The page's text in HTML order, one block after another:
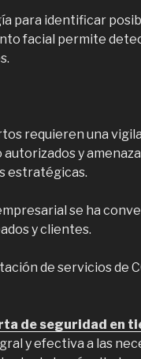
para identificar
facial permite
requieren una
y
estratégicas.
se ha
y clientes.
de servicios de
de seguridad en
y efectiva a las